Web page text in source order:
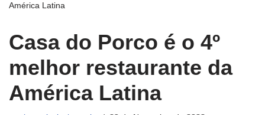
América Latina
Casa do Porco é o 4º
melhor restaurante da
América Latina